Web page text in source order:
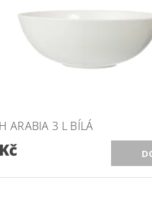
ARABIA 3 L BÍLÁ